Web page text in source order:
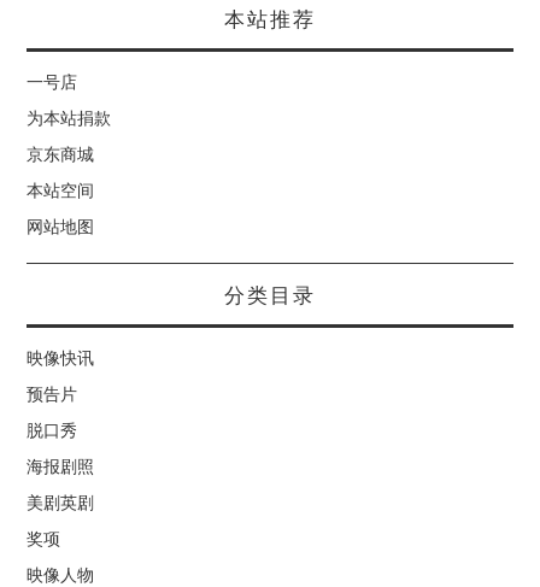
本站推荐
一号店
为本站捐款
京东商城
本站空间
网站地图
分类目录
映像快讯
预告片
脱口秀
海报剧照
美剧英剧
奖项
映像人物